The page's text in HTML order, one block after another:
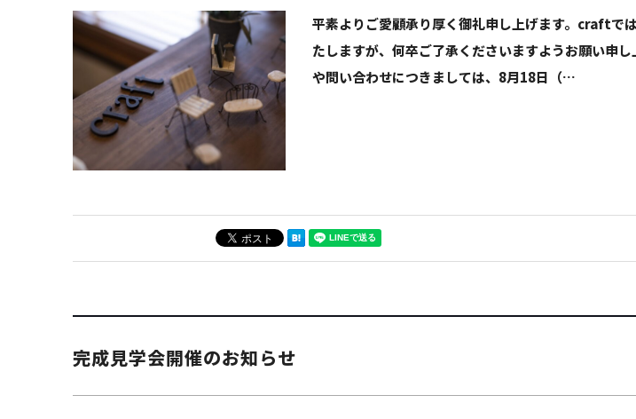
平素よりご愛顧承り厚く御礼申し上げます。craftで
たしますが、何卒ご了承くださいますようお願い申
や問い合わせにつきましては、8月18日（…
完成見学会開催のお知らせ